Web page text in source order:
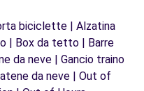
biciclette | Alzatina
| Box da tetto | Barre
da neve | Gancio traino
da neve | Out of